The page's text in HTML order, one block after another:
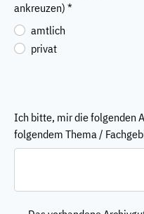
ankreuzen) *
amtlich
privat
Ich bitte, mir die folgenden
folgendem Thema /